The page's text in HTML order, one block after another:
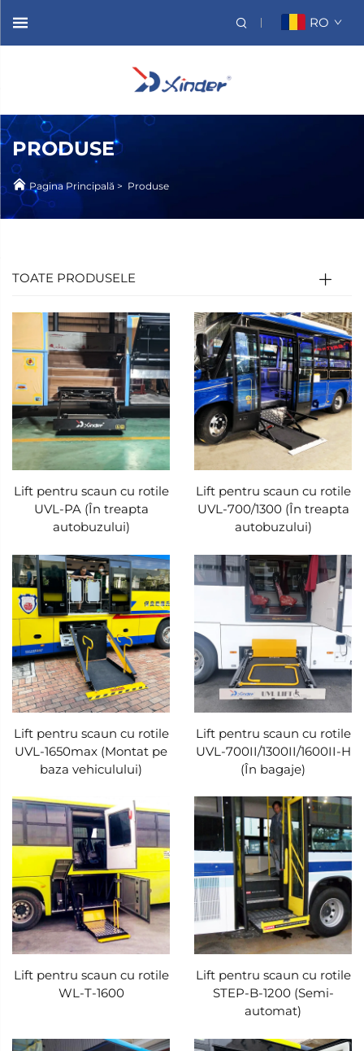
RO
PRODUSE
Pagina Principală > Produse
TOATE PRODUSELE
Lift pentru scaun cu rotile
UVL-PA (În treapta
autobuzului)
Lift pentru scaun cu rotile
UVL-700/1300 (În treapta
autobuzului)
Lift pentru scaun cu rotile
UVL-1650max (Montat pe
baza vehiculului)
Lift pentru scaun cu rotile
UVL-700II/1300II/1600II-H
(În bagaje)
Lift pentru scaun cu rotile
WL-T-1600
Lift pentru scaun cu rotile
STEP-B-1200 (Semi-
automat)